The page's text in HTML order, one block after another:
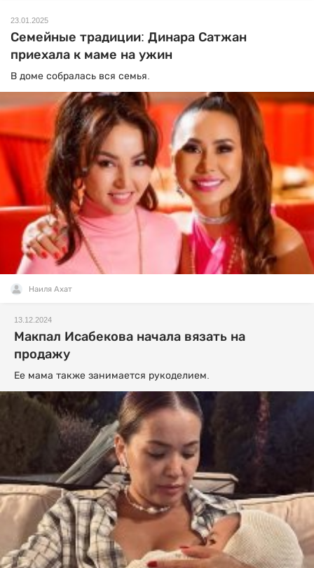
23.01.2025
Семейные традиции: Динара Сатжан
приехала к маме на ужин
В доме собралась вся семья.
Наиля Ахат
13.12.2024
Макпал Исабекова начала вязать на
продажу
Ее мама также занимается рукоделием.